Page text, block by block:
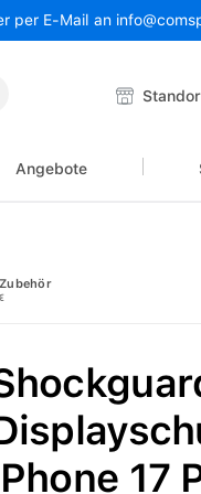
per E-Mail an
Angebote
17